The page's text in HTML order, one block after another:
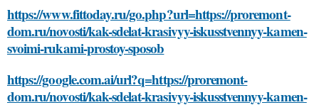
https://www.fittoday.ru/go.php?url=https://proremont-
dom.ru/novosti/kak-sdelat-krasivyy-iskusstvennyy-kamen-
svoimi-rukami-prostoy-sposob
https://google.com.ai/url?q=https://proremont-
dom.ru/novosti/kak-sdelat-krasivyy-iskusstvennyy-kamen-